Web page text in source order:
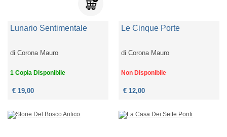
Lunario Sentimentale
diCorona Mauro
1 Copia Disponibile
€ 19,00
Le Cinque Porte
diCorona Mauro
Non Disponibile
€ 12,00